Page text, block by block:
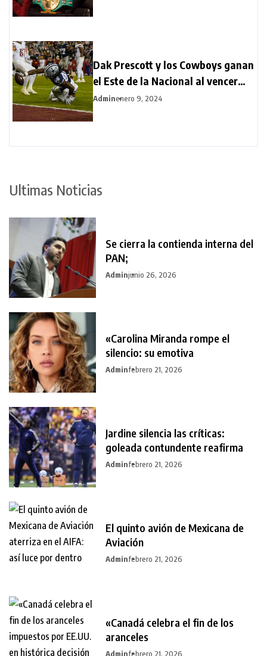
Dak Prescott y los Cowboys ganan
el Este de la Nacional al vencer
38-10 a Commanders
Adminenero 9, 2024
Ultimas Noticias
Se cierra la contienda interna del
PAN;
Adminjunio 26, 2026
«Carolina Miranda rompe el
silencio: su emotiva
Adminfebrero 21, 2026
Jardine silencia las críticas:
goleada contundente reafirma
Adminfebrero 21, 2026
El quinto avión de Mexicana de
Aviación
Adminfebrero 21, 2026
«Canadá celebra el fin de los
aranceles
Adminfebrero 21, 2026